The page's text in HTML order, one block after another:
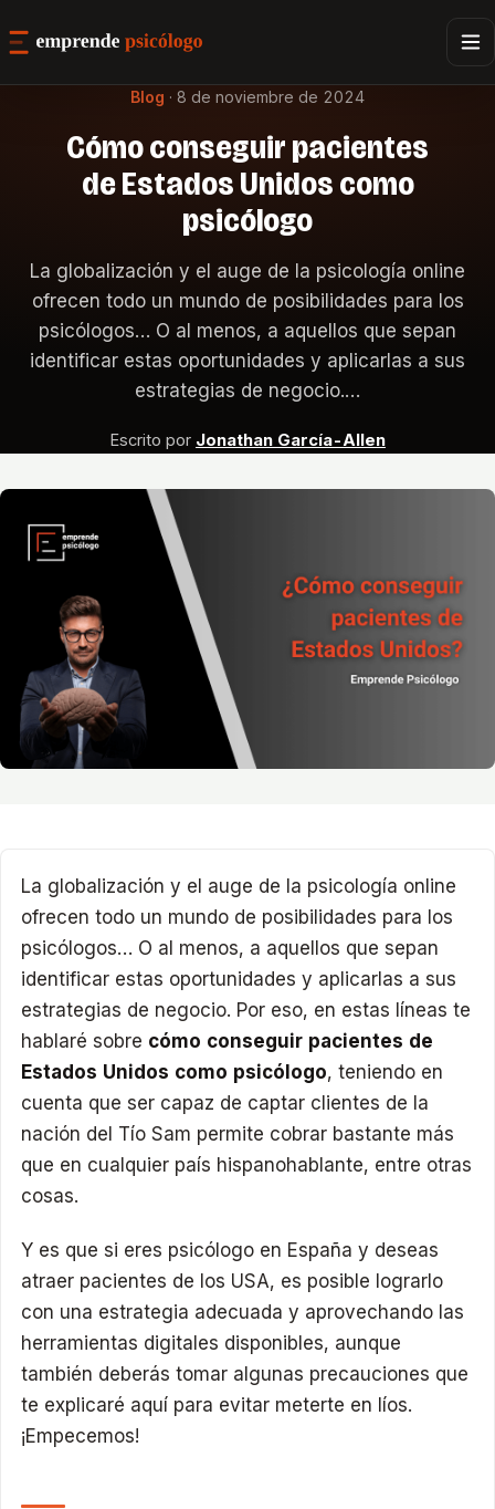
Blog · 8 de noviembre de 2024
Cómo conseguir pacientes
de Estados Unidos como
psicólogo
La globalización y el auge de la psicología online
ofrecen todo un mundo de posibilidades para los
psicólogos… O al menos, a aquellos que sepan
identificar estas oportunidades y aplicarlas a sus
estrategias de negocio.…
Escrito por Jonathan García-Allen
La globalización y el auge de la psicología online
ofrecen todo un mundo de posibilidades para los
psicólogos… O al menos, a aquellos que sepan
identificar estas oportunidades y aplicarlas a sus
estrategias de negocio. Por eso, en estas líneas te
hablaré sobre cómo conseguir pacientes de
Estados Unidos como psicólogo, teniendo en
cuenta que ser capaz de captar clientes de la
nación del Tío Sam permite cobrar bastante más
que en cualquier país hispanohablante, entre otras
cosas.
Y es que si eres psicólogo en España y deseas
atraer pacientes de los USA, es posible lograrlo
con una estrategia adecuada y aprovechando las
herramientas digitales disponibles, aunque
también deberás tomar algunas precauciones que
te explicaré aquí para evitar meterte en líos.
¡Empecemos!